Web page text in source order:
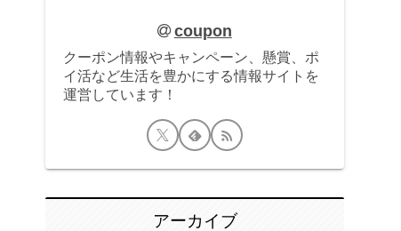
coupon
クーポン情報やキャンペーン、懸賞、ポ
イ活など生活を豊かにする情報サイトを
運営しています！
アーカイブ